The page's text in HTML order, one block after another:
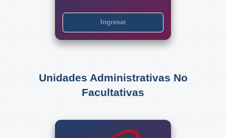
Ingresar
Unidades Administrativas No
Facultativas